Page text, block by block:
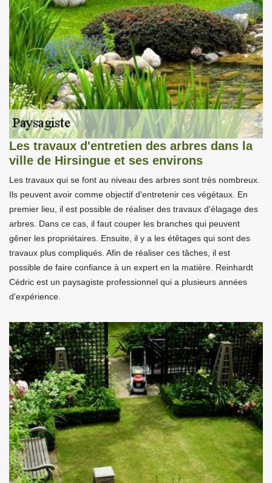
Les travaux d'entretien des arbres dans la
ville de Hirsingue et ses environs
Les travaux qui se font au niveau des arbres sont très nombreux.
Ils peuvent avoir comme objectif d'entretenir ces végétaux. En
premier lieu, il est possible de réaliser des travaux d'élagage des
arbres. Dans ce cas, il faut couper les branches qui peuvent
gêner les propriétaires. Ensuite, il y a les étêtages qui sont des
travaux plus compliqués. Afin de réaliser ces tâches, il est
possible de faire confiance à un expert en la matière. Reinhardt
Cédric est un paysagiste professionnel qui a plusieurs années
d'expérience.